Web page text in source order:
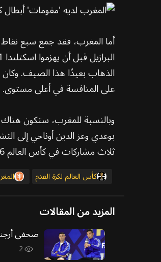
على المنافسة في أعلى مستوى. ولم يسبق
وبالنسبة للمغرب، ستكون هناك
ثلاث مشاركات في كأس العالم 2026، ومن المنتظر أن يقود الهجوم مجددًا. وفي المقابل، سيحجز أشرف حكيمي وبراهيم دياز مكانين في التشكيلة الأساسية.
كأس العالم لكرة القدم
المزيد من المقالات
صحفي
2